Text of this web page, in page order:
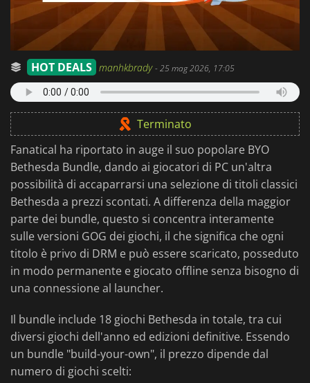
HOT DEALS manhkbrady-25 mag 2026, 17:05
Terminato
Fanatical ha riportato in auge il suo popolare BYO
Bethesda Bundle, dando ai giocatori di PC un'altra
possibilità di accaparrarsi una selezione di titoli classici
Bethesda a prezzi scontati. A differenza della maggior
parte dei bundle, questo si concentra interamente
sulle versioni GOG dei giochi, il che significa che ogni
titolo è privo di DRM e può essere scaricato, posseduto
in modo permanente e giocato offline senza bisogno di
una connessione al launcher.
Il bundle include 18 giochi Bethesda in totale, tra cui
diversi giochi dell'anno ed edizioni definitive. Essendo
un bundle "build-your-own", il prezzo dipende dal
numero di giochi scelti: